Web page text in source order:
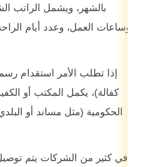
بالشهر، ويشمل الراتب
وساعات العمل، وعدد أيام
إذا تطلب الأمر استقدام
كفالة)، يكمل المكتب أو
الحكومية (مثل مساند أو
في كثير من الشركات يتم